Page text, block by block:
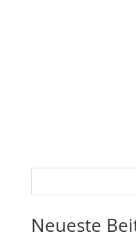
Neueste